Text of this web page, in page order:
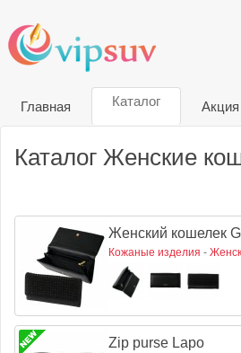
Главная Каталог Акция
Каталог Женские
Женский кошелек
Кожаные изделия -
Zip purse Lapo